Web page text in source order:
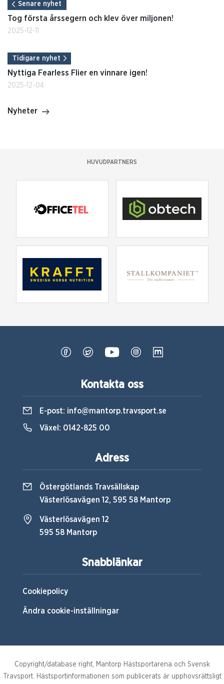
Senare nyhet
Tog första årssegern och klev över miljonen!
2025-12-11
Tidigare nyhet
Nyttiga Fearless Flier en vinnare igen!
2025-12-04
Nyheter
HUVUDPARTNERS
Snabblänkar
Cookiepolicy
Ändra cookie-inställningar
Kontakta oss
E-post: info@mantorp.travsport.se
Växel: 0142-825 00
Adress
Östergötlands Travsällskap
Västerlösavägen 12, 595 58 Mantorp
Västerlösavägen 12
595 58 Mantorp
Copyright/database right, Mantorp Hästsportarena och Svensk
Travsport. Hästsportinformationen som publicerats är upphovsrättsligt